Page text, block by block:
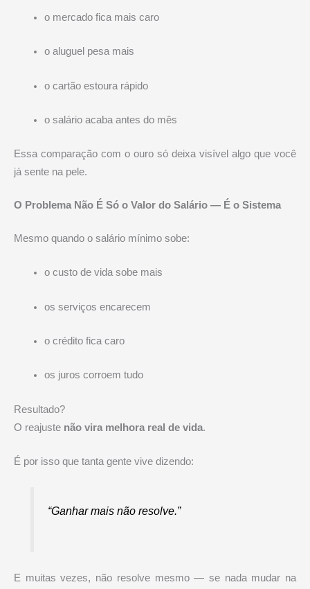
o mercado fica mais caro
o aluguel pesa mais
o cartão estoura rápido
o salário acaba antes do mês
Essa comparação com o ouro só deixa visível algo que você
já sente na pele.
O Problema Não É Só o Valor do Salário — É o Sistema
Mesmo quando o salário mínimo sobe:
o custo de vida sobe mais
os serviços encarecem
o crédito fica caro
os juros corroem tudo
Resultado?
O reajuste não vira melhora real de vida.
É por isso que tanta gente vive dizendo:
“Ganhar mais não resolve.”
E muitas vezes, não resolve mesmo — se nada mudar na